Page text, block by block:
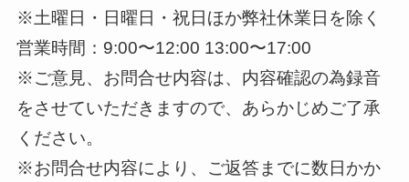
※土曜日・日曜日・祝日ほか弊社休業日を除く
営業時間：9:00〜12:00 13:00〜17:00
※ご意見、お問合せ内容は、内容確認の為録音
をさせていただきますので、あらかじめご了承
ください。
※お問合せ内容により、ご返答までに数日かか